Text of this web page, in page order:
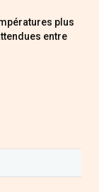
plus
entre